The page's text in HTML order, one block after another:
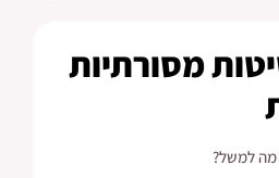
מסורתיות
מה למשל?